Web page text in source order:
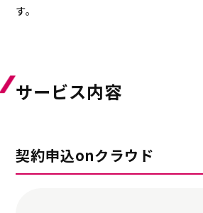
す。
サービス内容
契約申込onクラウド